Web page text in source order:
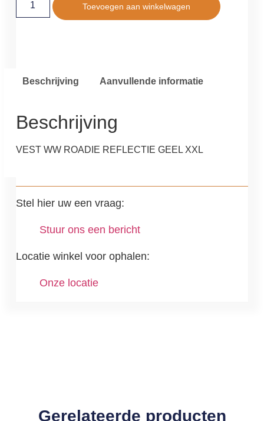
Toevoegen aan winkelwagen
Beschrijving Aanvullende informatie
Beschrijving
VEST WW ROADIE REFLECTIE GEEL XXL
Stel hier uw een vraag:
Stuur ons een bericht
Locatie winkel voor ophalen:
Onze locatie
Gerelateerde producten